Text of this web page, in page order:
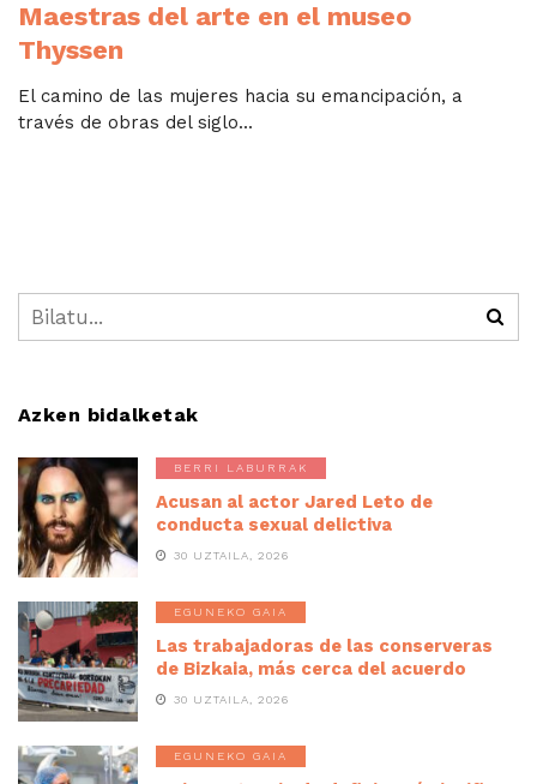
Maestras del arte en el museo
Thyssen
El camino de las mujeres hacia su emancipación, a
través de obras del siglo...
Azken bidalketak
BERRI LABURRAK
Acusan al actor Jared Leto de
conducta sexual delictiva
30 UZTAILA, 2026
EGUNEKO GAIA
Las trabajadoras de las conserveras
de Bizkaia, más cerca del acuerdo
30 UZTAILA, 2026
EGUNEKO GAIA